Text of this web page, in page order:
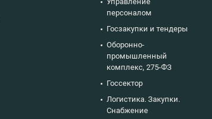
персоналом
Госзакупки и тендеры
Оборонно-
промышленный
комплекс, 275-ФЗ
Госсектор
Логистика. Закупки.
Снабжение